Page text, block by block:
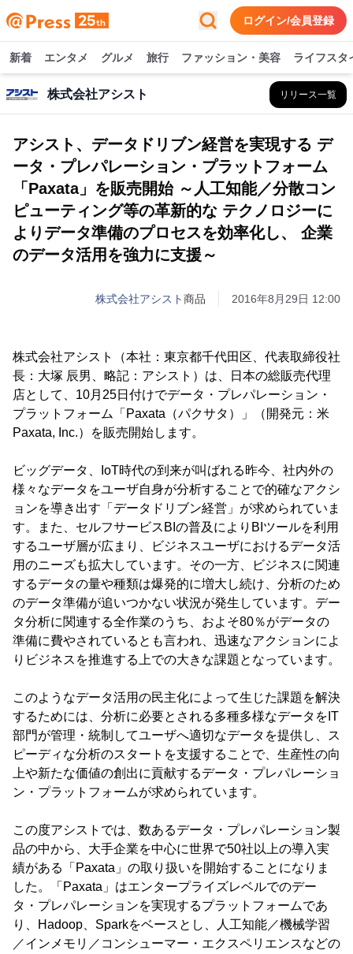
ログイン/会員登録
新着 エンタメ グルメ 旅行 ファッション・美容 ライフスタ
株式会社アシスト リリース一覧
アシスト、データドリブン経営を実現する デ
ータ・プレパレーション・プラットフォーム
「Paxata」を販売開始 ～人工知能／分散コン
ピューティング等の革新的な テクノロジーに
よりデータ準備のプロセスを効率化し、 企業
のデータ活用を強力に支援～
株式会社アシスト商品 2016年8月29日 12:00
株式会社アシスト（本社：東京都千代田区、代表取締役社
長：大塚 辰男、略記：アシスト）は、日本の総販売代理
店として、10月25日付けでデータ・プレパレーション・
プラットフォーム「Paxata（パクサタ）」（開発元：米
Paxata, Inc.）を販売開始します。
ビッグデータ、IoT時代の到来が叫ばれる昨今、社内外の
様々なデータをユーザ自身が分析することで的確なアクシ
ョンを導き出す「データドリブン経営」が求められていま
す。また、セルフサービスBIの普及によりBIツールを利用
するユーザ層が広まり、ビジネスユーザにおけるデータ活
用のニーズも拡大しています。その一方、ビジネスに関連
するデータの量や種類は爆発的に増大し続け、分析のため
のデータ準備が追いつかない状況が発生しています。デー
タ分析に関連する全作業のうち、およそ80％がデータの
準備に費やされているとも言われ、迅速なアクションによ
りビジネスを推進する上での大きな課題となっています。
このようなデータ活用の民主化によって生じた課題を解決
するためには、分析に必要とされる多種多様なデータをIT
部門が管理・統制してユーザへ適切なデータを提供し、ス
ピーディな分析のスタートを支援することで、生産性の向
上や新たな価値の創出に貢献するデータ・プレパレーショ
ン・プラットフォームが求められています。
この度アシストでは、数あるデータ・プレパレーション製
品の中から、大手企業を中心に世界で50社以上の導入実
績がある「Paxata」の取り扱いを開始することになりま
した。「Paxata」はエンタープライズレベルでのデー
タ・プレパレーションを実現するプラットフォームであ
り、Hadoop、Sparkをベースとし、人工知能／機械学習
／インメモリ／コンシューマー・エクスペリエンスなどの